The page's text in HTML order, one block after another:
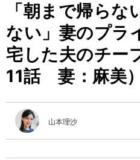
編
検索
「朝まで帰らな
ない」妻のプラ
宅した夫のチー
11話 妻：麻美）
山本理沙